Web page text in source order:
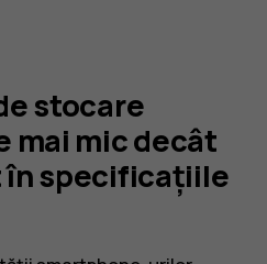
stocare
mai mic decât
specificațiile